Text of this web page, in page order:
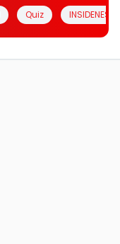
Quiz INSIDENESIA